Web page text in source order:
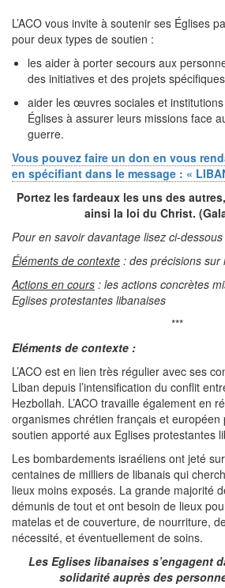
L’ACO vous invite à soutenir ses Églises
pour deux types de soutien :
les aider à porter secours aux
des initiatives et des projets
aider les œuvres sociales et institutions
Églises à assurer leurs missions face
guerre.
Vous pouvez faire un don en vous
en spécifiant dans le message : «
Portez les fardeaux les uns des
ainsi la loi du Christ.
Pour en savoir davantage lisez ci-
Éléments de contexte : des précisions
Actions en cours : les actions concrètes
Eglises protestantes libanaises
***
Eléments de contexte :
L’ACO est en lien très régulier avec ses
Liban depuis l’intensification du conflit
Hezbollah. L’ACO travaille également en
organismes chrétien français et
soutien apporté aux Eglises protestantes
Les bombardements israéliens ont jeté
centaines de milliers de libanais qui
lieux moins exposés. La grande majorité
démunis de tout et ont besoin de lieux
matelas et de couverture, de nourriture,
nécessité, et éventuellement de soins.
Les Eglises libanaises s’engagent
solidarité auprès des